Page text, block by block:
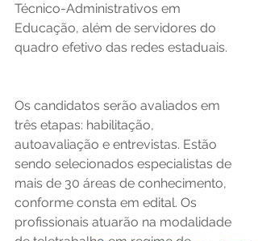
Técnico-Administrativos em
Educação, além de servidores do
quadro efetivo das redes estaduais.
Os candidatos serão avaliados em
três etapas: habilitação,
autoavaliação e entrevistas. Estão
sendo selecionados especialistas de
mais de 30 áreas de conhecimento,
conforme consta em edital. Os
profissionais atuarão na modalidade